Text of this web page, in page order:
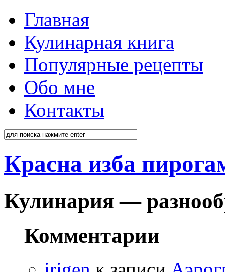
Главная
Кулинарная книга
Популярные рецепты
Обо мне
Контакты
Красна изба
Кулинария —
Комментарии